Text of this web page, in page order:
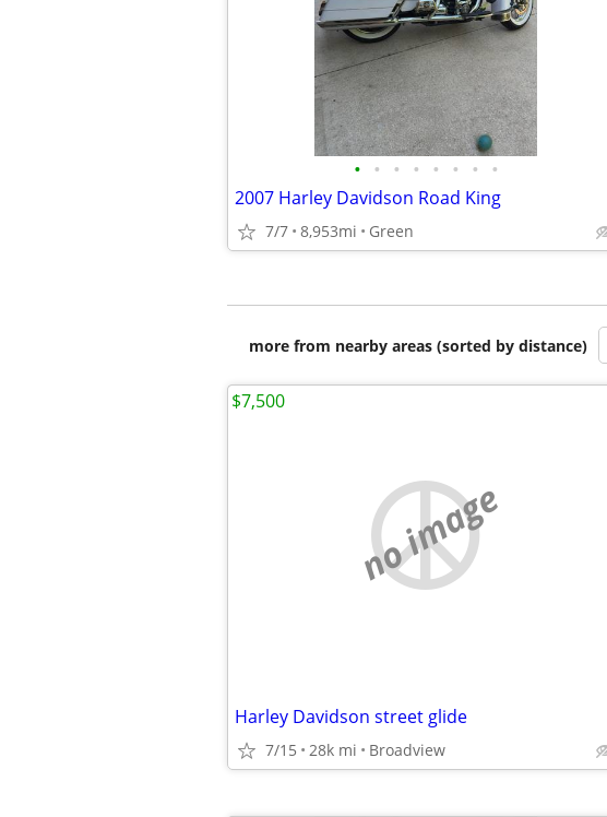
• • • • • • • •
2007 Harley Davidson Road King
7/7 8,953mi Green
more from nearby areas (sorted by distance)
no image
Harley Davidson street glide
7/15 28k mi Broadview
$7,500